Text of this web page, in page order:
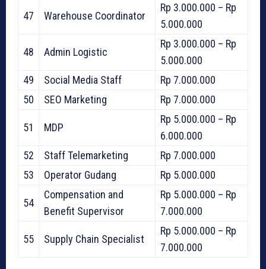
47 Warehouse Coordinator
Rp 3.000.000 – Rp
5.000.000
48 Admin Logistic
Rp 3.000.000 – Rp
5.000.000
49
Social Media Staff
Rp 7.000.000
50
SEO Marketing Rp 7.000.000
51 MDP
Rp 5.000.000 – Rp
6.000.000
52
Staff Telemarketing
Rp 7.000.000
53
Operator Gudang Rp 5.000.000
54
Compensation and
Benefit Supervisor
Rp 5.000.000 – Rp
7.000.000
55 Supply Chain Specialist
Rp 5.000.000 – Rp
7.000.000